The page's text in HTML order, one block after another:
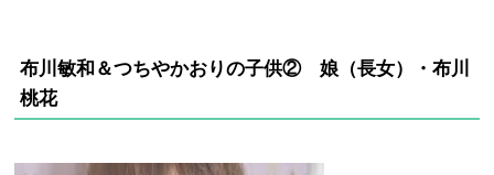
布川敏和＆つちやかおりの子供② 娘（長女）・布川
桃花